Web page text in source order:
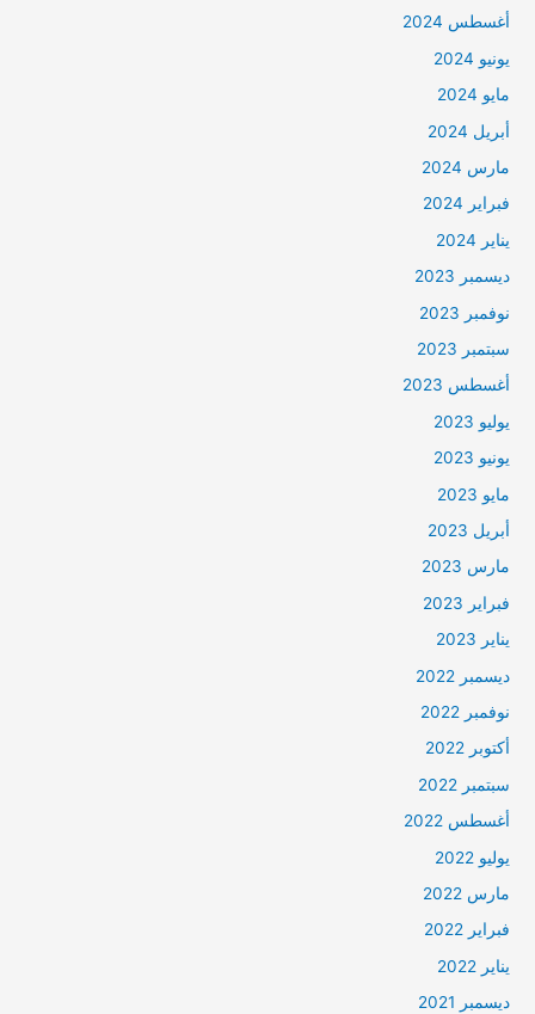
أغسطس 2024
يونيو 2024
مايو 2024
أبريل 2024
مارس 2024
فبراير 2024
يناير 2024
ديسمبر 2023
نوفمبر 2023
سبتمبر 2023
أغسطس 2023
يوليو 2023
يونيو 2023
مايو 2023
أبريل 2023
مارس 2023
فبراير 2023
يناير 2023
ديسمبر 2022
نوفمبر 2022
أكتوبر 2022
سبتمبر 2022
أغسطس 2022
يوليو 2022
مارس 2022
فبراير 2022
يناير 2022
ديسمبر 2021